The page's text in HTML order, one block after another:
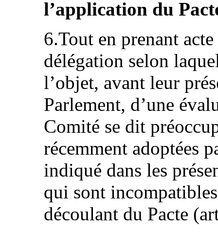
l’application du
6.Tout en prenant
délégation selon
l’objet, avant leur
Parlement, d’une
Comité se dit
récemment adoptées
indiqué dans les
qui sont
découlant du Pacte